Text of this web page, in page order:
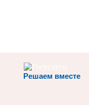
Решаем вместе